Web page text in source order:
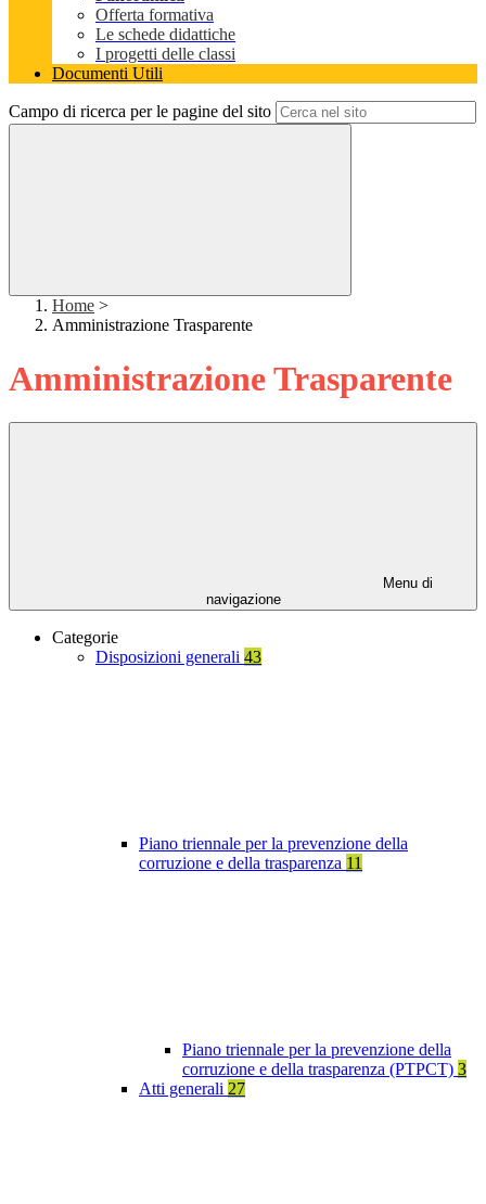
Offerta formativa
Le schede didattiche
I progetti delle classi
Documenti Utili
Campo di ricerca per le pagine del sito
Home >
Amministrazione Trasparente
Amministrazione Trasparente
Menu di
navigazione
Categorie
Disposizioni generali 43
Piano triennale per la prevenzione della
corruzione e della trasparenza 11
Piano triennale per la prevenzione della
corruzione e della trasparenza (PTPCT) 3
Atti generali 27